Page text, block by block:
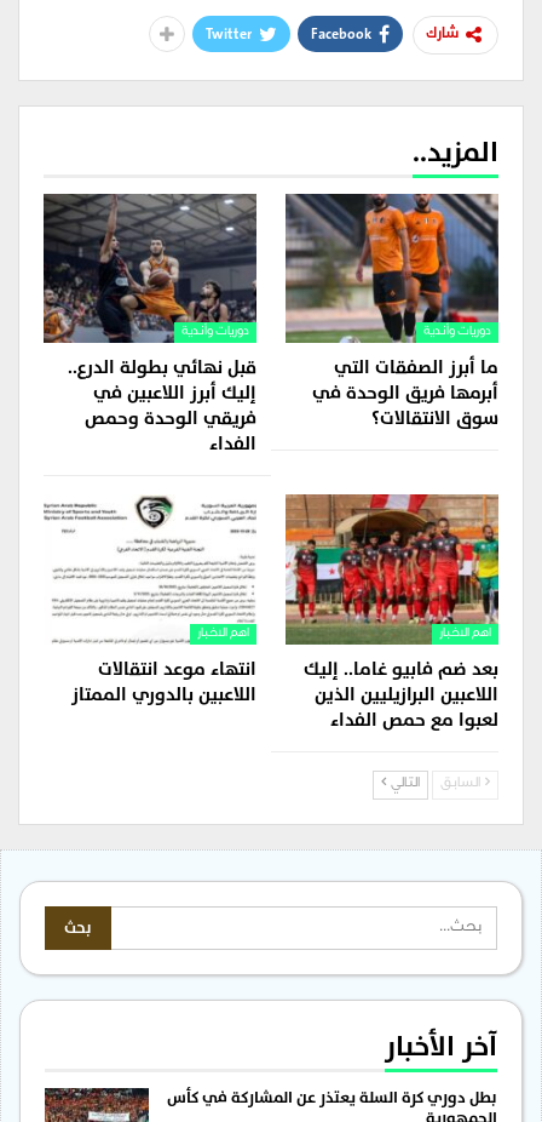
شارك Facebook
Twitter
المزيد..
دوريات وأندية
ما أبرز الصفقات التي
أبرمها فريق الوحدة في
سوق الانتقالات؟
دوريات وأندية
قبل نهائي بطولة الدرع..
إليك أبرز اللاعبين في
فريقي الوحدة وحمص
الفداء
اهم الاخبار
بعد ضم فابيو غاما.. إليك
اللاعبين البرازيليين الذين
لعبوا مع حمص الفداء
اهم الاخبار
انتهاء موعد انتقالات
اللاعبين بالدوري الممتاز
السابق التالي
آخر الأخبار
بطل دوري كرة السلة يعتذر عن المشاركة في كأس